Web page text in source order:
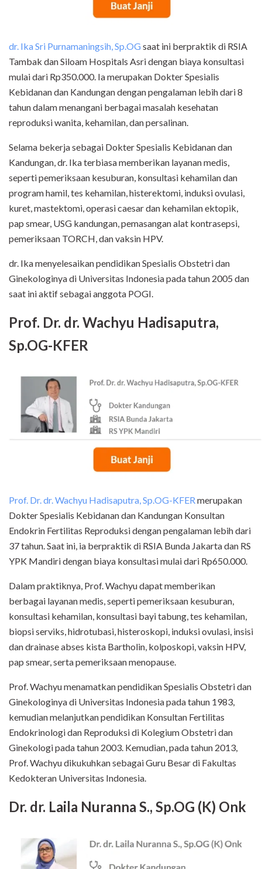
dr. Ika Sri Purnamaningsih, Sp.OGsaat ini berpraktik di RSIA
Tambak dan Siloam Hospitals Asri dengan biaya konsultasi
mulai dari Rp350.000. Ia merupakan Dokter Spesialis
Kebidanan dan Kandungan dengan pengalaman lebih dari 8
tahun dalam menangani berbagai masalah kesehatan
reproduksi wanita, kehamilan, dan persalinan.
Selama bekerja sebagai Dokter Spesialis Kebidanan dan
Kandungan, dr. Ika terbiasa memberikan layanan medis,
seperti pemeriksaan kesuburan, konsultasi kehamilan dan
program hamil, tes kehamilan, histerektomi, induksi ovulasi,
kuret, mastektomi, operasi caesar dan kehamilan ektopik,
pap smear, USG kandungan, pemasangan alat kontrasepsi,
pemeriksaan TORCH, dan vaksin HPV.
dr. Ika menyelesaikan pendidikan Spesialis Obstetri dan
Ginekologinya di Universitas Indonesia pada tahun 2005 dan
saat ini aktif sebagai anggota POGI.
Prof. Dr. dr. Wachyu Hadisaputra,
Sp.OG-KFER
Prof. Dr. dr. Wachyu Hadisaputra, Sp.OG-KFERmerupakan
Dokter Spesialis Kebidanan dan Kandungan Konsultan
Endokrin Fertilitas Reproduksi dengan pengalaman lebih dari
37 tahun. Saat ini, ia berpraktik di RSIA Bunda Jakarta dan RS
YPK Mandiri dengan biaya konsultasi mulai dari Rp650.000.
Dalam praktiknya, Prof. Wachyu dapat memberikan
berbagai layanan medis, seperti pemeriksaan kesuburan,
konsultasi kehamilan, konsultasi bayi tabung, tes kehamilan,
biopsi serviks, hidrotubasi, histeroskopi, induksi ovulasi, insisi
dan drainase abses kista Bartholin, kolposkopi, vaksin HPV,
pap smear, serta pemeriksaan menopause.
Prof. Wachyu menamatkan pendidikan Spesialis Obstetri dan
Ginekologinya di Universitas Indonesia pada tahun 1983,
kemudian melanjutkan pendidikan Konsultan Fertilitas
Endokrinologi dan Reproduksi di Kolegium Obstetri dan
Ginekologi pada tahun 2003. Kemudian, pada tahun 2013,
Prof. Wachyu dikukuhkan sebagai Guru Besar di Fakultas
Kedokteran Universitas Indonesia.
Dr. dr. Laila Nuranna S., Sp.OG (K) Onk